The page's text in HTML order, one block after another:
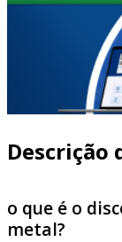
Descrição
o que é o
metal?